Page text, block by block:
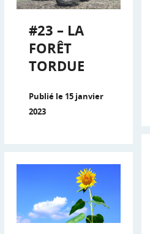
#23 – LA
FORÊT
TORDUE
Publié le 15 janvier
2023